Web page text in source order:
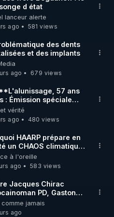
rdlr_thierrycasasnovas/
RGNR (stages,
SUR ODYSEE
sont aussi sur la
d état
lanceur alerte
ago
581 views
des dents
et des implants
ago
679 views
**L'alunissage, 57 ans
: Émission spéciale
Doe !** 👨 🚀✨
vérité
ago
480 views
HAARP prépare en
un CHAOS climatique,
à l'oreille
ago
583 views
Jacques Chirac
PD, Gaston
IDEM, les barbouses,
journaliste Jean-
jamais
ago